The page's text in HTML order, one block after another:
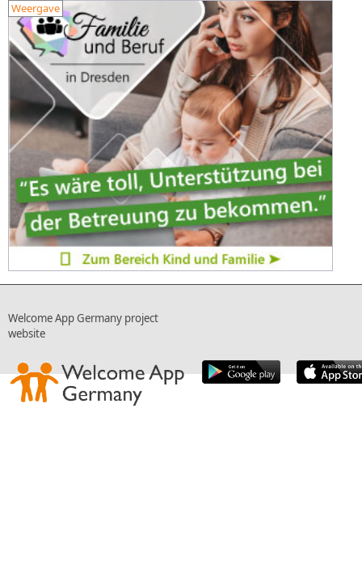
Weergave
Welcome App Germany project
website